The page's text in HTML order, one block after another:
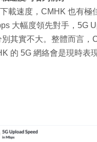
載速度，CMHK 也有極
大幅度領先對手，5G
其實不大。整體而言
的 5G 網絡會是現時表